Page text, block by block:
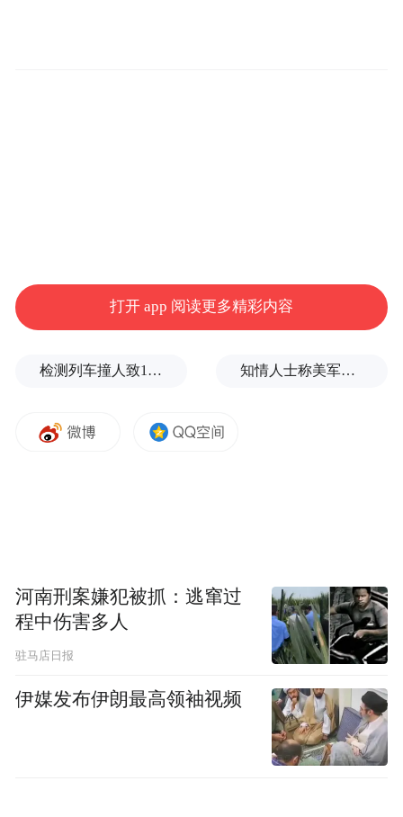
打开 app 阅读更多精彩内容
检测列车撞人致11死2伤，施工业务外包单位被罚1.5万元 知情人士称美军高层正寻求对伊战事“退出路径”
河南刑案嫌犯被抓：逃窜过
程中伤害多人
驻马店日报
伊媒发布伊朗最高领袖视频